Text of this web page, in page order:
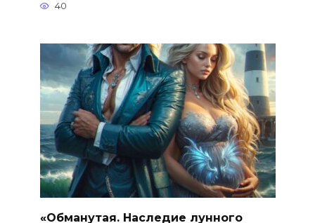
40
«Обманутая. Наследие лунного